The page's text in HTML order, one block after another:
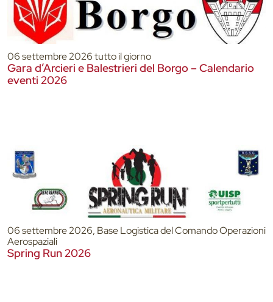
06 settembre 2026 tutto il giorno
Gara d’Arcieri e Balestrieri del Borgo – Calendario
eventi 2026
06 settembre 2026, Base Logistica del Comando Operazioni
Aerospaziali
Spring Run 2026